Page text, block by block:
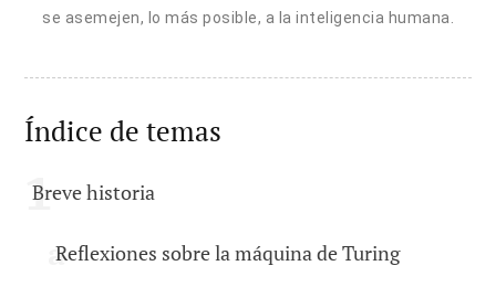
se asemejen, lo más posible, a la inteligencia humana.
Índice de temas
Breve historia
Reflexiones sobre la máquina de Turing